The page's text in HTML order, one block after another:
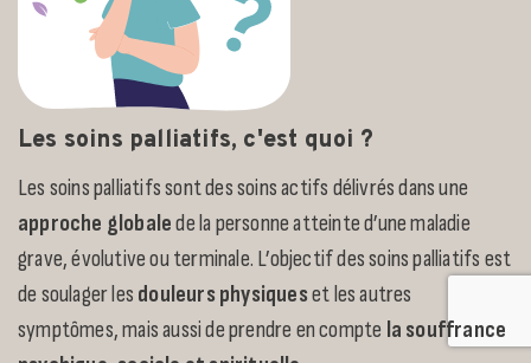
Les soins palliatifs, c'est quoi ?
Les soins palliatifs sont des soins actifs délivrés dans une
approche globalede la personne atteinte d’une maladie
grave, évolutive ou terminale. L’objectif des soins palliatifs est
de soulager les douleurs physiqueset les autres
symptômes, mais aussi de prendre en compte la souffrance